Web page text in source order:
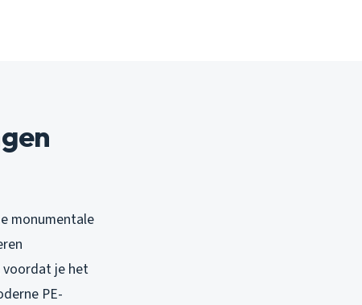
monumentale
voordat je het
PE-